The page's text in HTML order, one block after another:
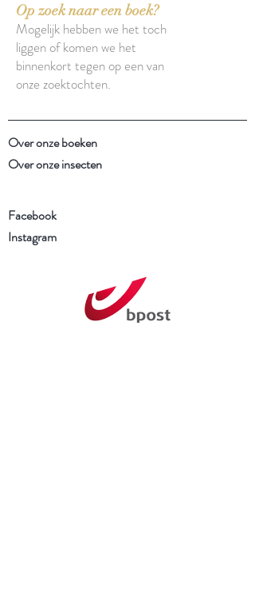
Op zoek naar een boek?
Mogelijk hebben we het toch
liggen of komen we het
binnenkort tegen op een van
onze zoektochten.
Over onze boeken
Over onze insecten
Facebook
Instagram